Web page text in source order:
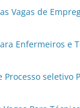
Vagas de
Enfermeiros e
Processo seletivo